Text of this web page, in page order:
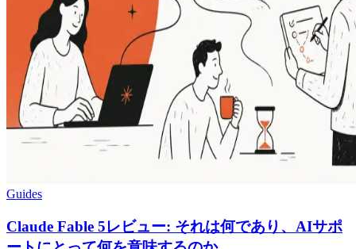
Guides
Claude Fable 5レビュー: それは何であり、AIサポ